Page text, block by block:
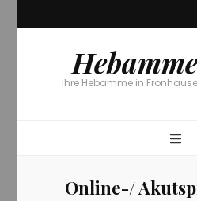
Ihre Hebamme in
Online-/